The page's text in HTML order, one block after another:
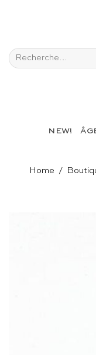
Recherche
pour :
NEW!
Home /